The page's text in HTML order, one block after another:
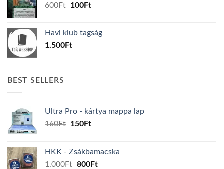
600Ft
Original
600Ft.
100FtCurrent
100Ft.
Havi klub tagság
1.500Ft
BEST SELLERS
Ultra Pro - kártya mappa lap
160Ft
Original
160Ft.
150FtCurrent
150Ft.
HKK - Zsákbamacska
1.000Ft Original
800FtCurrent